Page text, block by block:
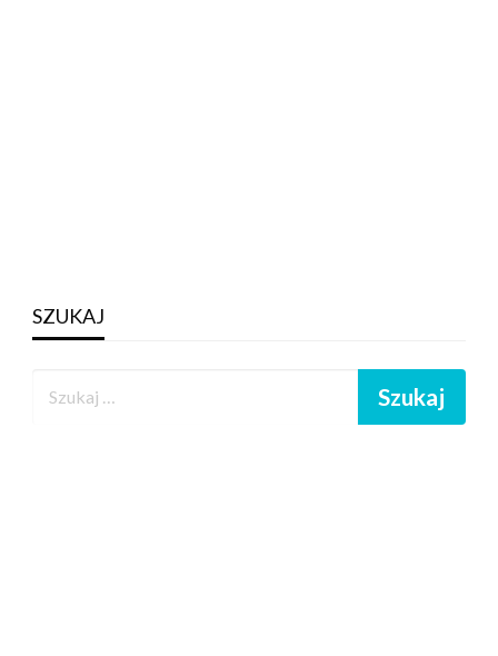
SZUKAJ